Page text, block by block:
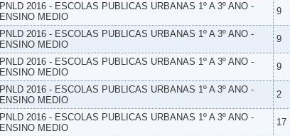
PNLD 2016 - ESCOLAS PUBLICAS URBANAS 1º A 3º ANO -
ENSINO MEDIO
9
PNLD 2016 - ESCOLAS PUBLICAS URBANAS 1º A 3º ANO -
ENSINO MEDIO
9
PNLD 2016 - ESCOLAS PUBLICAS URBANAS 1º A 3º ANO -
ENSINO MEDIO
9
PNLD 2016 - ESCOLAS PUBLICAS URBANAS 1º A 3º ANO -
ENSINO MEDIO
2
PNLD 2016 - ESCOLAS PUBLICAS URBANAS 1º A 3º ANO -
ENSINO MEDIO
17